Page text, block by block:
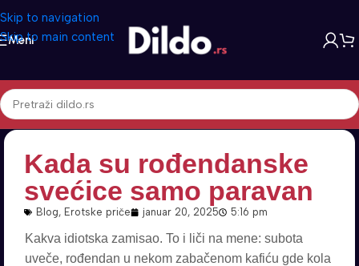
Skip to navigation
Skip to main content
Meni
Kada su rođendanske
svećice samo paravan
Blog, Erotske priče januar 20, 2025 5:16 pm
Kakva idiotska zamisao. To i liči na mene: subota
uveče, rođendan u nekom zabačenom kafiću gde kola